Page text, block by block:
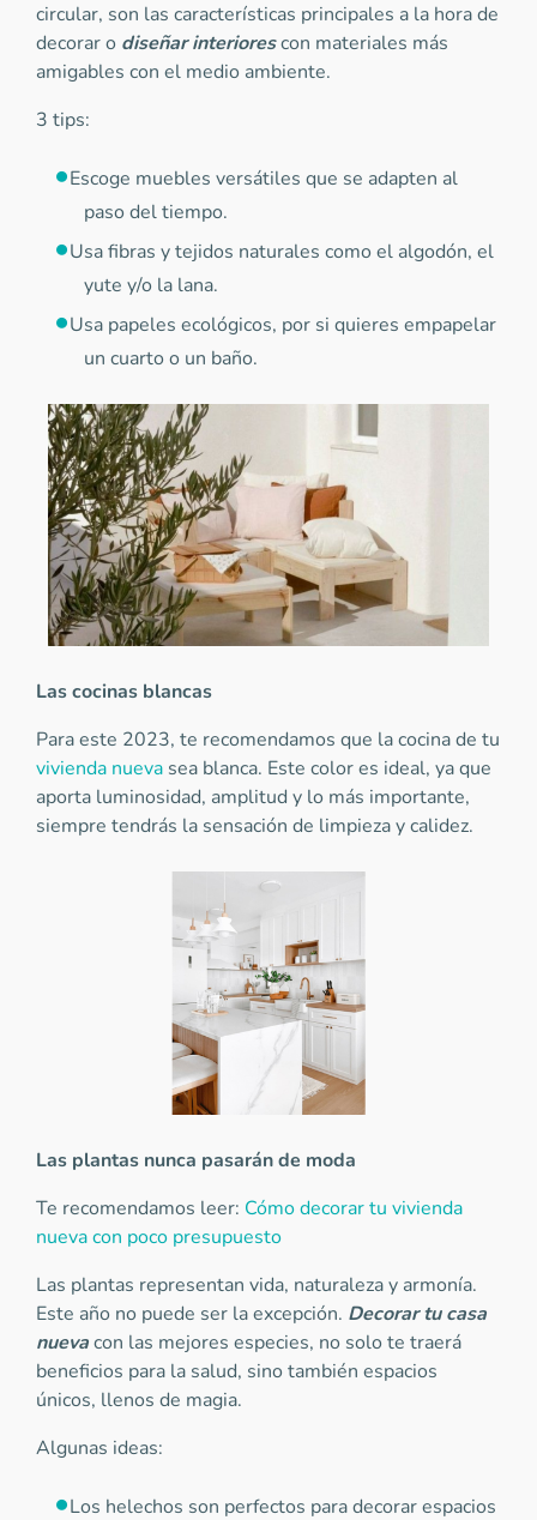
circular, son las características principales a la hora de
decorar o diseñar interiorescon materiales más
amigables con el medio ambiente.
3 tips:
Escoge muebles versátiles que se adapten al
paso del tiempo.
Usa fibras y tejidos naturales como el algodón, el
yute y/o la lana.
Usa papeles ecológicos, por si quieres empapelar
un cuarto o un baño.
Las cocinas blancas
Para este 2023, te recomendamos que la cocina de tu
vivienda nueva sea blanca. Este color es ideal, ya que
aporta luminosidad, amplitud y lo más importante,
siempre tendrás la sensación de limpieza y calidez.
Las plantas nunca pasarán de moda
Te recomendamos leer: Cómo decorar tu vivienda
nueva con poco presupuesto
Las plantas representan vida, naturaleza y armonía.
Este año no puede ser la excepción. Decorar tu casa
nuevacon las mejores especies, no solo te traerá
beneficios para la salud, sino también espacios
únicos, llenos de magia.
Algunas ideas:
Los helechos son perfectos para decorar espacios